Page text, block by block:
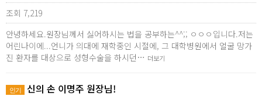
조회 7,219
안녕하세요.원장님께서 싫어하시는 법을 공부하는^^;; ㅇㅇㅇ입니다.저는
어린나이에...언니가 의대에 재학중인 시절에, 그 대학병원에서 얼굴 망가
진 환자를 대상으로 성형수술을 하시던… 더보기
인기 신의 손 이명주 원장님!